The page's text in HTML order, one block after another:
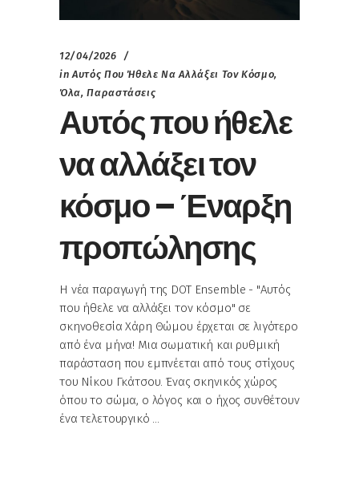
12/04/2026
in Αυτός Που Ήθελε Να Αλλάξει Τον Κόσμο,
Όλα,Παραστάσεις
Αυτός που ήθελε
να αλλάξει τον
κόσμο – Έναρξη
προπώλησης
Η νέα παραγωγή της DOT Ensemble - "Αυτός
που ήθελε να αλλάξει τον κόσμο" σε
σκηνοθεσία Χάρη Θώμου έρχεται σε λιγότερο
από ένα μήνα! Μια σωματική και ρυθμική
παράσταση που εμπνέεται από τους στίχους
του Νίκου Γκάτσου. Ένας σκηνικός χώρος
όπου το σώμα, ο λόγος και ο ήχος συνθέτουν
ένα τελετουργικό